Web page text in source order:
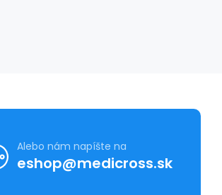
Alebo nám napíšte na
eshop@medicross.sk